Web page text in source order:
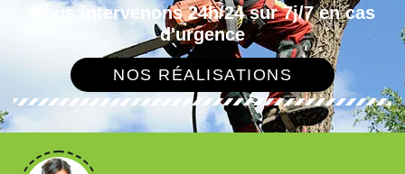
Nous intervenons 24h/24 sur 7j/7 en cas
d'urgence
NOS RÉALISATIONS